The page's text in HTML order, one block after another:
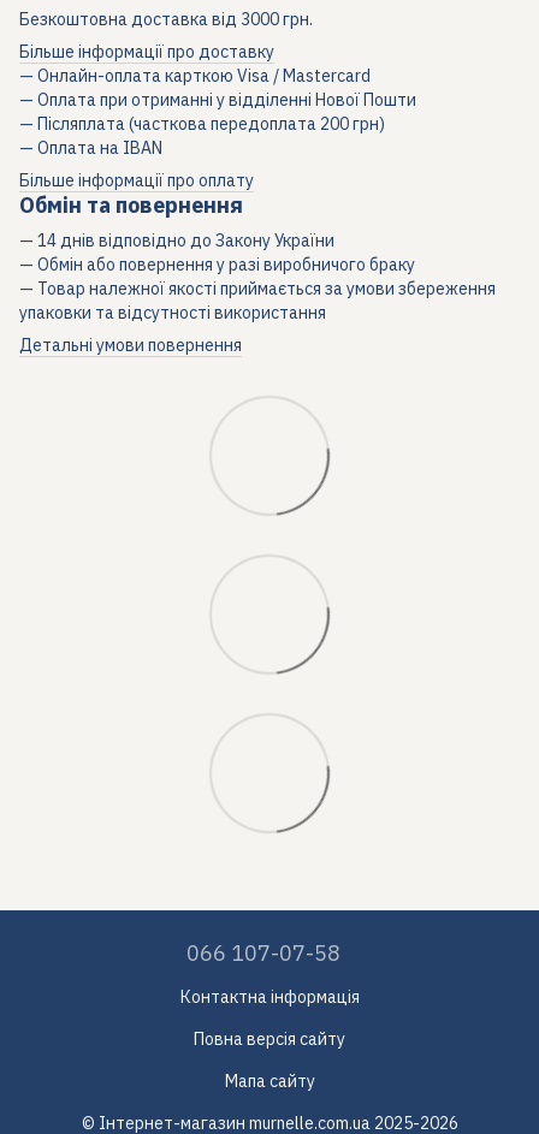
Безкоштовна доставка від 3000 грн.
Більше інформації про доставку
— Онлайн-оплата карткою Visa / Mastercard
— Оплата при отриманні у відділенні Нової Пошти
— Післяплата (часткова передоплата 200 грн)
— Оплата на IBAN
Більше інформації про оплату
Обмін та повернення
— 14 днів відповідно до Закону України
— Обмін або повернення у разі виробничого браку
— Товар належної якості приймається за умови збереження
упаковки та відсутності використання
Детальні умови повернення
066 107-07-58
Контактна інформація
Повна версія сайту
Мапа сайту
© Інтернет-магазин murnelle.com.ua 2025-2026